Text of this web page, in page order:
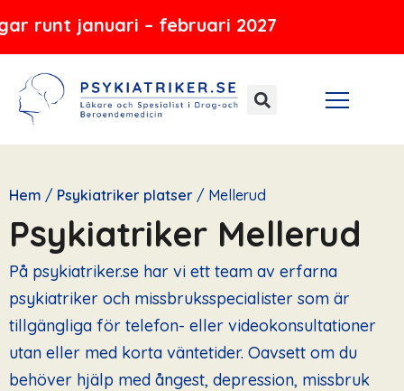
– februari 2027
innehåll
Hem / Psykiatriker platser / Mellerud
Psykiatriker Mellerud
På psykiatriker.se har vi ett team av erfarna
psykiatriker och missbruksspecialister som är
tillgängliga för telefon- eller videokonsultationer
utan eller med korta väntetider. Oavsett om du
behöver hjälp med ångest, depression, missbruk